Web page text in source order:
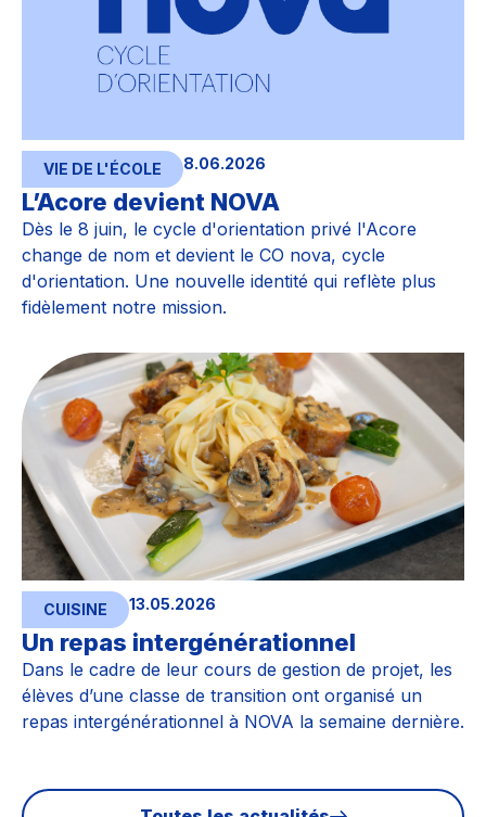
VIE DE L'ÉCOLE 8.06.2026
L’Acore devient NOVA
Dès le 8 juin, le cycle d'orientation privé l'Acore
change de nom et devient le CO nova, cycle
d'orientation. Une nouvelle identité qui reflète plus
fidèlement notre mission.
CUISINE 13.05.2026
Un repas intergénérationnel
Dans le cadre de leur cours de gestion de projet, les
élèves d’une classe de transition ont organisé un
repas intergénérationnel à NOVA la semaine dernière.